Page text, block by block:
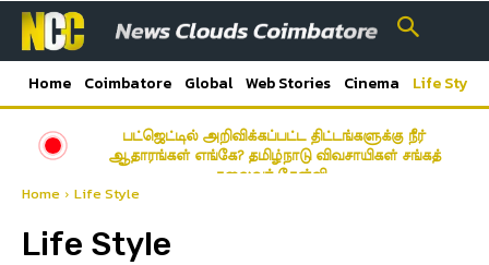
Home Coimbatore Global Web Stories Cinema Life Style
பட்ஜெட்டில் அறிவிக்கப்பட்ட திட்டங்களுக்கு நீர்
ஆதாரங்கள் எங்கே? தமிழ்நாடு விவசாயிகள் சங்கத்
தலைவர் கேள்வி…
Home Life Style
Life Style